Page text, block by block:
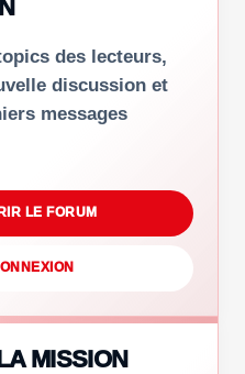
des lecteurs,
discussion et
messages
LE FORUM
MISSION